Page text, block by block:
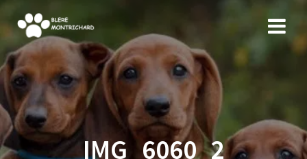
content
IMG_6060_2